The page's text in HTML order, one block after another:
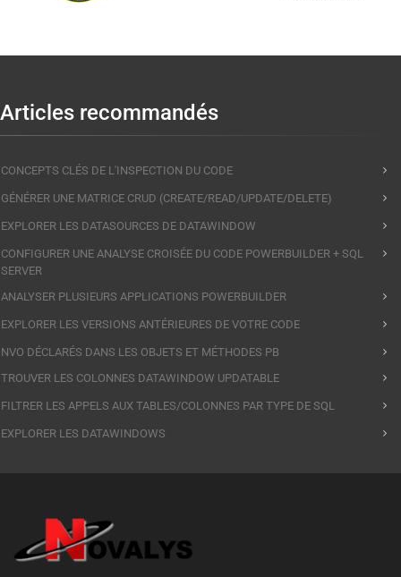
Articles recommandés
CONCEPTS CLÉS DE L'INSPECTION DU CODE
GÉNÉRER UNE MATRICE CRUD (CREATE/READ/UPDATE/DELETE)
EXPLORER LES DATASOURCES DE DATAWINDOW
CONFIGURER UNE ANALYSE CROISÉE DU CODE POWERBUILDER + SQL
SERVER
ANALYSER PLUSIEURS APPLICATIONS POWERBUILDER
EXPLORER LES VERSIONS ANTÉRIEURES DE VOTRE CODE
NVO DÉCLARÉS DANS LES OBJETS ET MÉTHODES PB
TROUVER LES COLONNES DATAWINDOW UPDATABLE
FILTRER LES APPELS AUX TABLES/COLONNES PAR TYPE DE SQL
EXPLORER LES DATAWINDOWS